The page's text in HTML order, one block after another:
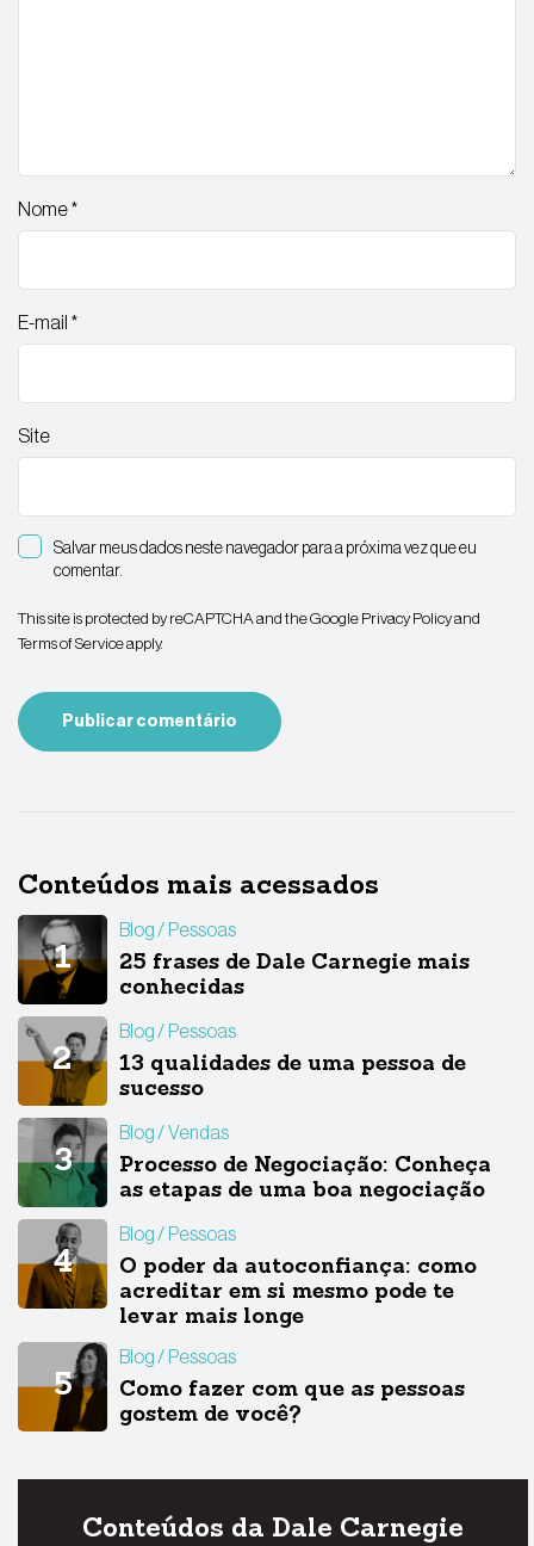
Nome*
E-mail *
Site
Salvar meus dados neste navegador para a próxima vez que eu
comentar.
This site is protected by reCAPTCHA and the Google Privacy Policyand
Terms of Serviceapply.
Conteúdos mais acessados
Blog Pessoas
25 frases de Dale Carnegie mais
conhecidas
Blog Pessoas
13 qualidades de uma pessoa de
sucesso
Blog Vendas
Processo de Negociação: Conheça
as etapas de uma boa negociação
Blog Pessoas
O poder da autoconfiança: como
acreditar em si mesmo pode te
levar mais longe
Blog Pessoas
Como fazer com que as pessoas
gostem de você?
Conteúdos da Dale Carnegie